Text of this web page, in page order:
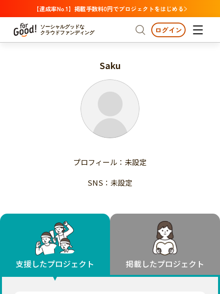
【達成率No.1】掲載手数料0円でプロジェクトをはじめる
ソーシャルグッドな
クラウドファンディング
プロジェクトからさがす 注目
支援金額が多い
支援人数が多い
終了日が近い
国際協力
子ども・教育
フード・農業
文化
環境・エシカル
人権・マイノリティ
社会貢献
地域からさがす 北海道・東北
北海道
支援金額が多い
終了日が近い
カテゴリーからさがす
医療・福祉
子ども・教育
人権・マイノリティ
北海道 青森 岩手 宮城
秋田
福島
茨城 栃木 群馬
千葉
東京
神奈川
ログイン
Saku
プロフィール：未設定
SNS：未設定
支援したプロジェクト 掲載したプロジェクト